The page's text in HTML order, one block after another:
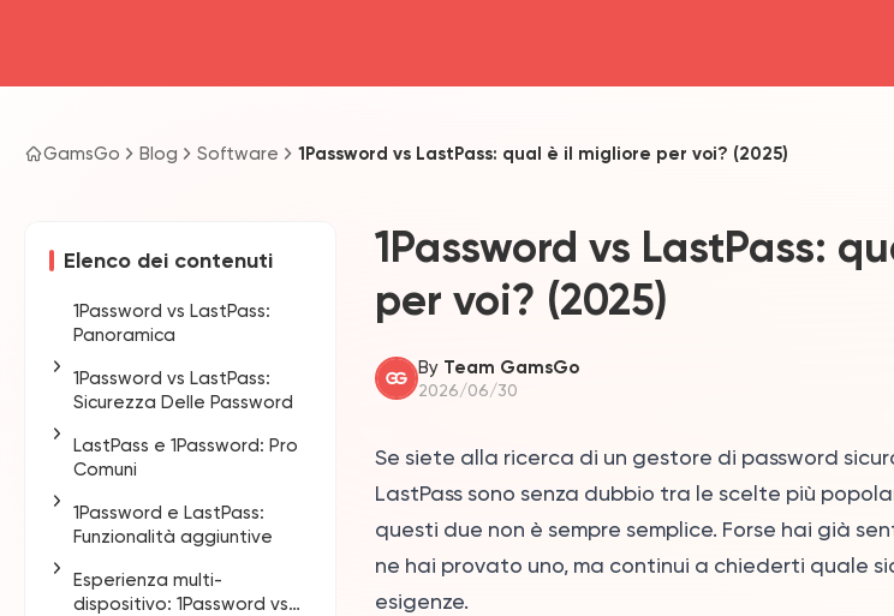
GamsGo Blog Software 1Password vs LastPass: qual è il migliore per voi? (2025)
Elenco dei contenuti
1Password vs LastPass:
Panoramica
1Password vs LastPass:
Sicurezza Delle Password
Storia delle violazioni di
sicurezza
Le Loro Principali
Caratteristiche Di
Perché 1Password è Più
Sicuro?
LastPass e 1Password: Pro
Comuni
Generazione
Automatica Di Password
Esperienza d’uso
conveniente
1Password e LastPass:
Funzionalità aggiuntive
Funzionalità esclusive di
1Password: Watchtower
Esperienza multi-
dispositivo: 1Password vs
1Password vs LastPass:
per voi? (2025)
By Team GamsGo
2026/06/30
Se siete alla ricerca di un gestore di password
LastPass sono senza dubbio tra le scelte più
questi due non è sempre semplice. Forse hai già
ne hai provato uno, ma continui a chiederti quale
esigenze.